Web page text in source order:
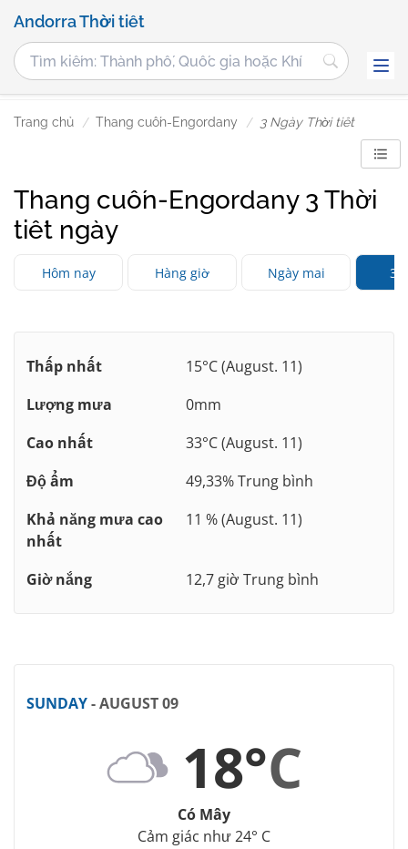
Andorra Thời tiết
Trang chủ Thang cuốn-Engordany 3 Ngày Thời tiết
Thang cuốn-Engordany 3 Thời
tiết ngày
Hôm nay Hàng giờ Ngày mai 3
Thấp nhất
15°C (August. 11)
Lượng mưa
0mm
Cao nhất
33°C (August. 11)
Độ ẩm
49,33% Trung bình
Khả năng mưa cao
nhất
11 % (August. 11)
Giờ nắng 12,7 giờ Trung bình
SUNDAY- AUGUST 09
18°C
Có Mây
Cảm giác như 24° C